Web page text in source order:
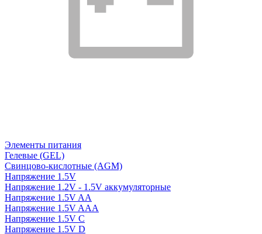
Элементы питания
Гелевые (GEL)
Свинцово-кислотные (AGM)
Напряжение 1.5V
Напряжение 1.2V - 1.5V аккумуляторные
Напряжение 1.5V AA
Напряжение 1.5V AAA
Напряжение 1.5V C
Напряжение 1.5V D